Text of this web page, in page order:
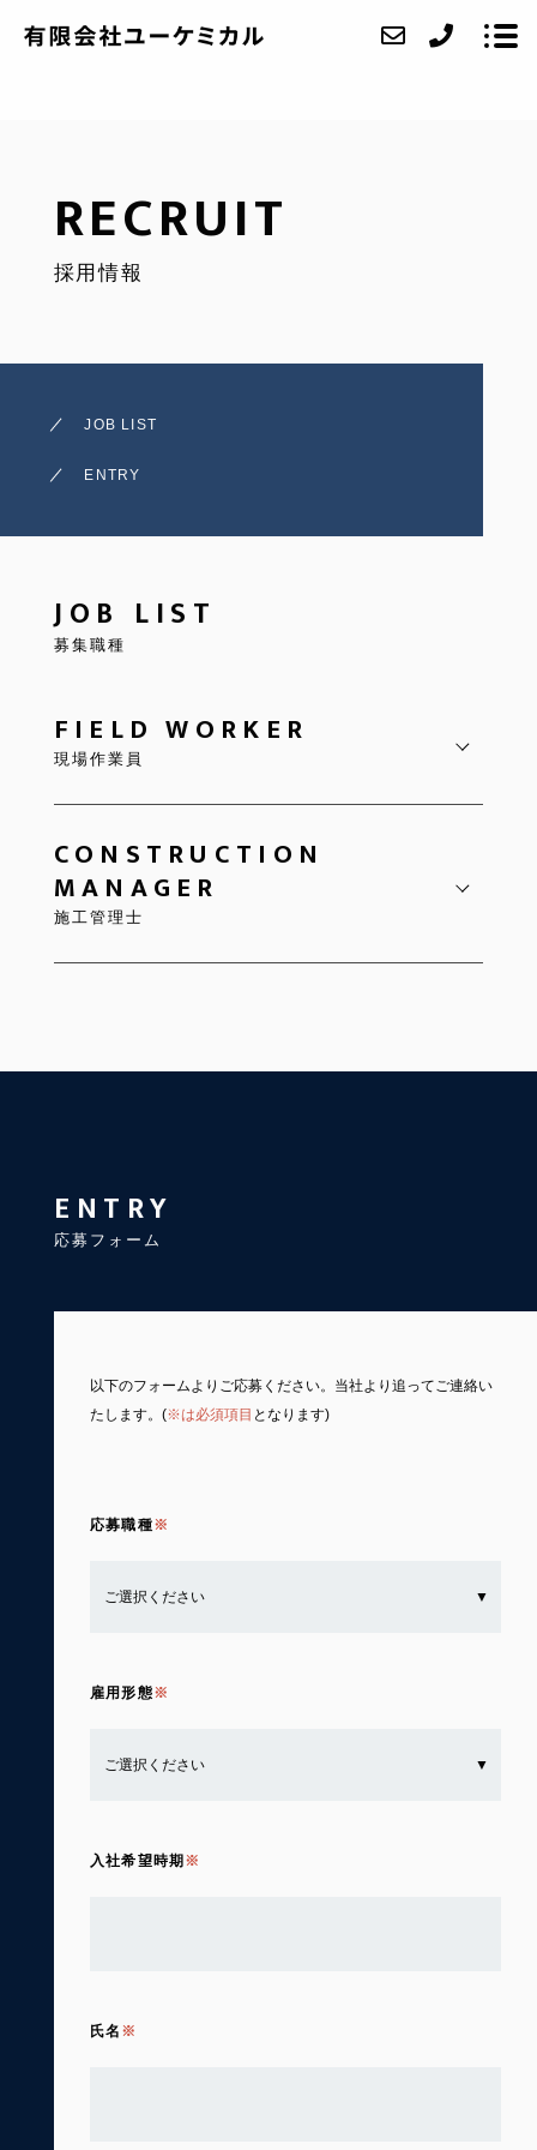
RECRUIT
採用情報
JOB LIST
ENTRY
JOB LIST
募集職種
FIELD WORKER
現場作業員
CONSTRUCTION
MANAGER
施工管理士
ENTRY
応募フォーム
以下のフォームよりご応募ください。 当社より追ってご連絡い
たします。(※は必須項目 となります)
応募職種
雇用形態
入社希望時期
氏名